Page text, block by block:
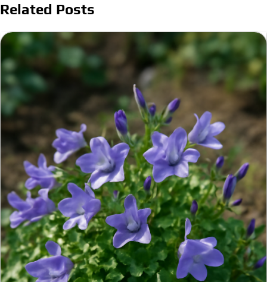
Related Posts